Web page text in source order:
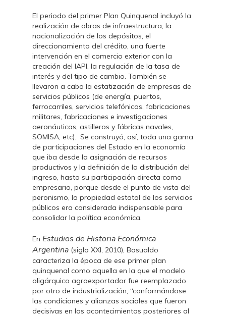
El periodo del primer Plan Quinquenal incluyó la
realización de obras de infraestructura, la
nacionalización de los depósitos, el
direccionamiento del crédito, una fuerte
intervención en el comercio exterior con la
creación del IAPI, la regulación de la tasa de
interés y del tipo de cambio. También se
llevaron a cabo la estatización de empresas de
servicios públicos (de energía, puertos,
ferrocarriles, servicios telefónicos, fabricaciones
militares, fabricaciones e investigaciones
aeronáuticas, astilleros y fábricas navales,
SOMISA, etc). Se construyó, así, toda una gama
de participaciones del Estado en la economía
que iba desde la asignación de recursos
productivos y la definición de la distribución del
ingreso, hasta su participación directa como
empresario, porque desde el punto de vista del
peronismo, la propiedad estatal de los servicios
públicos era considerada indispensable para
consolidar la política económica.
En Estudios de Historia Económica
Argentina (siglo XXI, 2010), Basualdo
caracteriza la época de ese primer plan
quinquenal como aquella en la que el modelo
oligárquico agroexportador fue reemplazado
por otro de industrialización, “conformándose
las condiciones y alianzas sociales que fueron
decisivas en los acontecimientos posteriores al